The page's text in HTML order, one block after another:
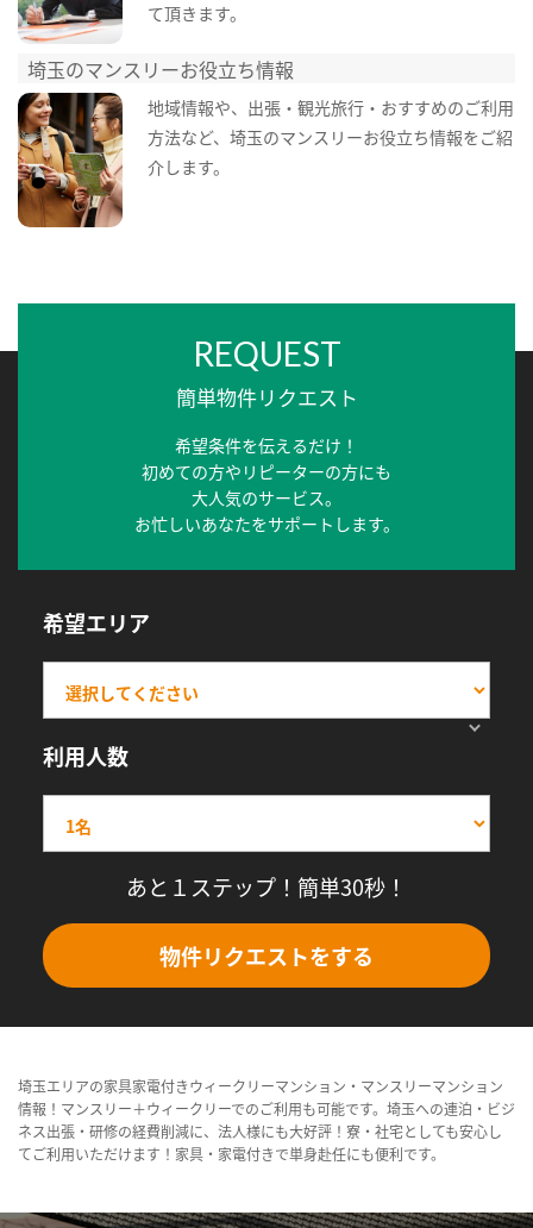
て頂きます。
埼玉のマンスリーお役立ち情報
地域情報や、出張・観光旅行・おすすめのご利用
方法など、埼玉のマンスリーお役立ち情報をご紹
介します。
REQUEST
簡単物件リクエスト
希望条件を伝えるだけ！
初めての方やリピーターの方にも
大人気のサービス。
お忙しいあなたをサポートします。
希望エリア
利用人数
あと１ステップ！簡単30秒！
物件リクエストをする
埼玉エリアの家具家電付きウィークリーマンション・マンスリーマンション
情報！マンスリー＋ウィークリーでのご利用も可能です。埼玉への連泊・ビジ
ネス出張・研修の経費削減に、法人様にも大好評！寮・社宅としても安心し
てご利用いただけます！家具・家電付きで単身赴任にも便利です。